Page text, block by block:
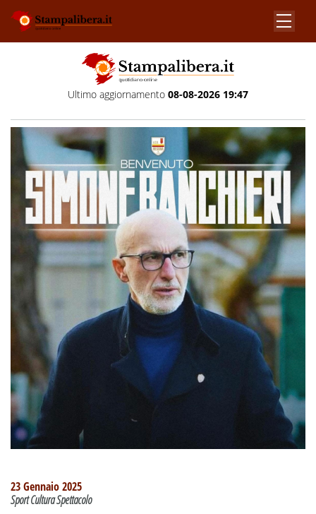
Ultimo aggiornamento 08-08-2026 19:47
23 Gennaio 2025
Sport Cultura Spettacolo